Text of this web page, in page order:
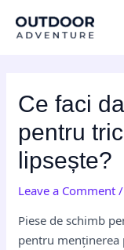
Ce faci
pentru
lipsește?
Leave a Comment /
Piese de schimb
pentru menținerea
navigation